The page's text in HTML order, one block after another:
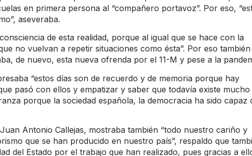
en primera persona al “compañero portavoz”. Por eso,
aseveraba.
de esta realidad, porque al igual que se hace con la
no vuelvan a repetir situaciones como ésta”. Por eso también
de nuevo, esta nueva ofrenda por el 11-M y pese a la
“estos días son de recuerdo y de memoria porque hay
pasó con ellos y empatizar y saber que todavía existe mucho
porque la sociedad española, la democracia ha sido capaz
Antonio Callejas, mostraba también “todo nuestro cariño y
que se han producido en nuestro país”, respaldo que
del Estado por el trabajo que han realizado, pues gracias a